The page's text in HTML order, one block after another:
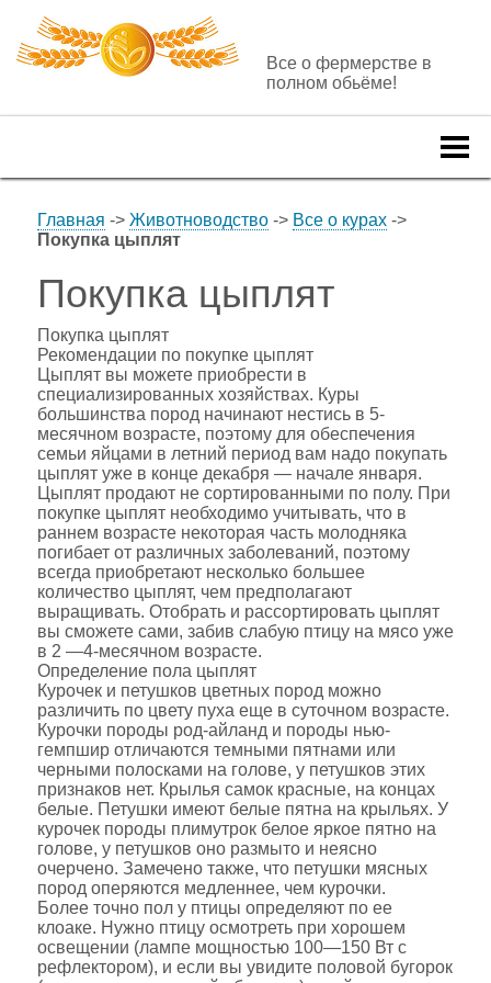
Все о фермерстве в
полном обьёме!
Главная -> Животноводство-> Все о курах->
Покупка цыплят
Покупка цыплят
Покупка цыплят
Рекомендации по покупке цыплят
Цыплят вы можете приобрести в
специализированных хозяйствах. Куры
большинства пород начинают нестись в 5-
месячном возрасте, поэтому для обеспечения
семьи яйцами в летний период вам надо покупать
цыплят уже в конце декабря — начале января.
Цыплят продают не сортированными по полу. При
покупке цыплят необходимо учитывать, что в
раннем возрасте некоторая часть молодняка
погибает от различных заболеваний, поэтому
всегда приобретают несколько большее
количество цыплят, чем предполагают
выращивать. Отобрать и рассортировать цыплят
вы сможете сами, забив слабую птицу на мясо уже
в 2 —4-месячном возрасте.
Определение пола цыплят
Курочек и петушков цветных пород можно
различить по цвету пуха еще в суточном возрасте.
Курочки породы род-айланд и породы нью-
гемпшир отличаются темными пятнами или
черными полосками на голове, у петушков этих
признаков нет. Крылья самок красные, на концах
белые. Петушки имеют белые пятна на крыльях. У
курочек породы плимутрок белое яркое пятно на
голове, у петушков оно размыто и неясно
очерчено. Замечено также, что петушки мясных
пород оперяются медленнее, чем курочки.
Более точно пол у птицы определяют по ее
клоаке. Нужно птицу осмотреть при хорошем
освещении (лампе мощностью 100—150 Вт с
рефлектором), и если вы увидите половой бугорок